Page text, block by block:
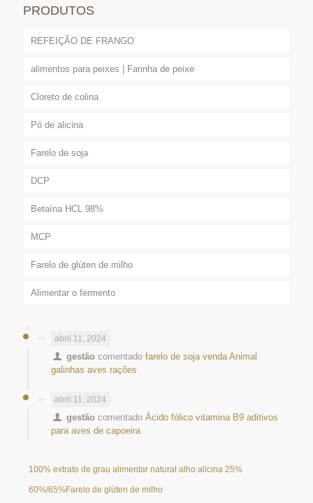
PRODUTOS
REFEIÇÃO DE FRANGO
alimentos para peixes | Farinha de peixe
Cloreto de colina
Pó de alicina
Farelo de soja
DCP
Betaína HCL 98%
MCP
Farelo de glúten de milho
Alimentar o fermento
abril 11, 2024
gestão comentadofarelo de soja venda Animal
galinhas aves rações
abril 11, 2024
gestão comentadoÁcido fólico vitamina B9 aditivos
para aves de capoeira
100% extrato de grau alimentar natural alho alicina 25%
60%/65%Farelo de glúten de milho